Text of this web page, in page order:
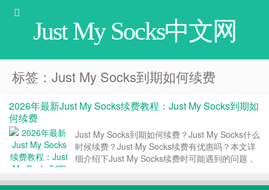
Just My Socks中文网
标签：Just My Socks到期如何续费
2026年最新Just My Socks续费教程：Just My Socks到期如
何续费
Just My Socks到期如何续费？Just My Socks什么
时候续费？Just My Socks续费有优惠吗？本文详
细介绍下Just My Socks续费时可能遇到的问题，
费时间 Just My So...